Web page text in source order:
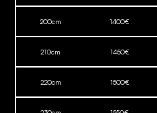
200cm 1400€
210cm 1450€
220cm 1500€